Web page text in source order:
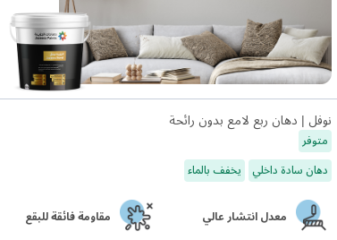
نوفل | دهان ربع لامع بدون رائحة
متوفر
دهان سادة داخلي يخفف بالماء
معدل انتشار عالي
مقاومة فائقة للبقع